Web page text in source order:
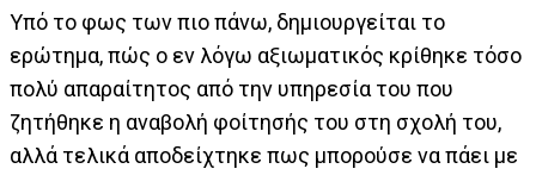
Υπό το φως των πιο πάνω, δημιουργείται το
ερώτημα, πώς ο εν λόγω αξιωματικός κρίθηκε τόσο
πολύ απαραίτητος από την υπηρεσία του που
ζητήθηκε η αναβολή φοίτησής του στη σχολή του,
αλλά τελικά αποδείχτηκε πως μπορούσε να πάει με